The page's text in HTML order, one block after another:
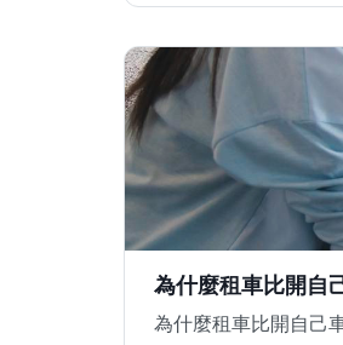
為什麼租車比開自
為什麼租車比開自己